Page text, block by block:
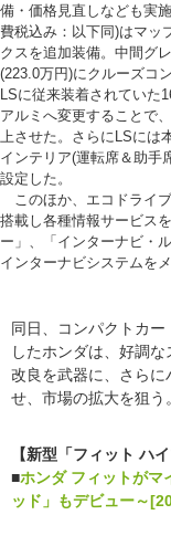
備・価格見直しなども実
費税込み：以下同)はマッ
クスを追加装備。中間グ
(223.0万円)にクルーズコ
LSに従来装着されてい
アルミへ変更することで
上させた。さらにLSには
インテリア(運転席＆助手
設定した。
このほか、エコドライ
搭載し各種情報サービス
ー」、「インターナビ・
インターナビシステムを
同日、コンパクトカ
したホンダは、好調
改良を武器に、さらに
せ、市場の拡大を狙う。
【新型「フィット ハ
■ホンダ フィットがマ
ッド」もデビュー～